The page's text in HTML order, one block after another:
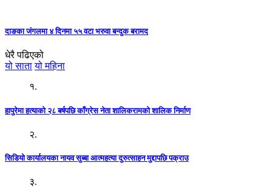
दाङका जंगलमा ४ दिनमा ५५ वटा भरुवा बन्दुक बरामद
धेरै पढिएको
यो साता यो महिना
१.
हापुरेमा हत्याको २८ बर्षपछि काँग्रेस नेता शालिकरामको शालिक निर्माण
२.
सिडियो कार्यालयका नायव सुब्बा आत्महत्या दुरुत्साहन मुद्दापछि पक्राउ
३.